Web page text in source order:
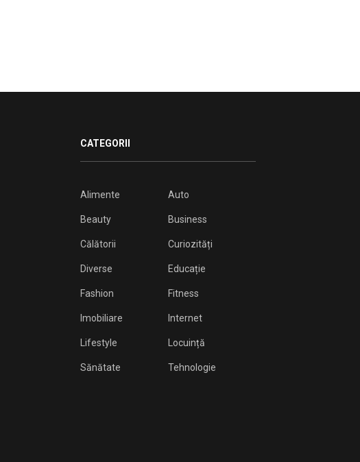
CATEGORII
Alimente Auto
Beauty Business
Călătorii Curiozități
Diverse Educație
Fashion Fitness
Imobiliare Internet
Lifestyle Locuință
Sănătate Tehnologie